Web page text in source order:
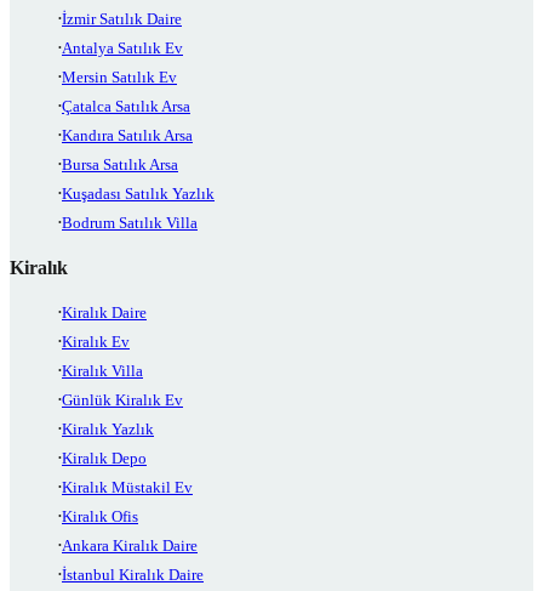
İzmir Satılık Daire
Antalya Satılık Ev
Mersin Satılık Ev
Çatalca Satılık Arsa
Kandıra Satılık Arsa
Bursa Satılık Arsa
Kuşadası Satılık Yazlık
Bodrum Satılık Villa
Kiralık
Kiralık Daire
Kiralık Ev
Kiralık Villa
Günlük Kiralık Ev
Kiralık Yazlık
Kiralık Depo
Kiralık Müstakil Ev
Kiralık Ofis
Ankara Kiralık Daire
İstanbul Kiralık Daire